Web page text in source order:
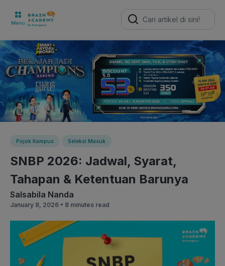
Search
for:
Pojok Kampus Seleksi Masuk
SNBP 2026: Jadwal, Syarat,
Tahapan & Ketentuan Barunya
Salsabila Nanda
January 8, 2026 • 8 minutes read